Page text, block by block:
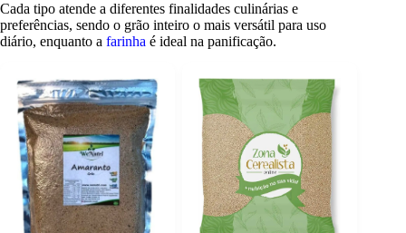
Cada tipo atende a diferentes finalidades culinárias e
preferências, sendo o grão inteiro o mais versátil para uso
diário, enquanto a farinha é ideal na panificação.